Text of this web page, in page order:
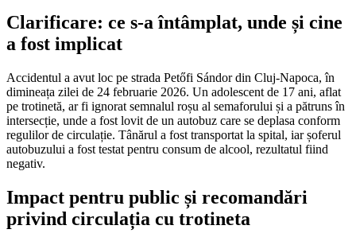
Clarificare: ce s-a întâmplat, unde și cine
a fost implicat
Accidentul a avut loc pe strada Petőfi Sándor din Cluj-Napoca, în
dimineața zilei de 24 februarie 2026. Un adolescent de 17 ani, aflat
pe trotinetă, ar fi ignorat semnalul roșu al semaforului și a pătruns în
intersecție, unde a fost lovit de un autobuz care se deplasa conform
regulilor de circulație. Tânărul a fost transportat la spital, iar șoferul
autobuzului a fost testat pentru consum de alcool, rezultatul fiind
negativ.
Impact pentru public și recomandări
privind circulația cu trotineta